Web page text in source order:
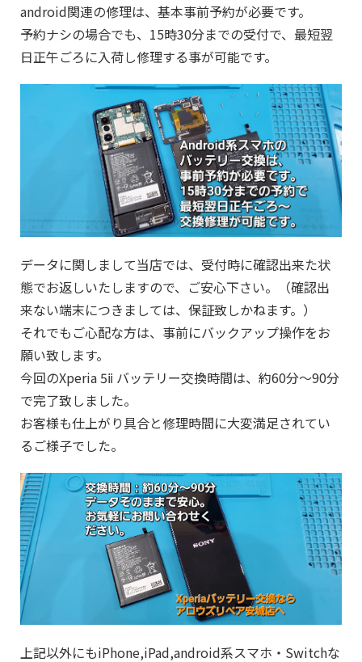
android関連の修理は、基本事前予約が必要です。
予約ナシの場合でも、15時30分までの受付で、最短翌
日正午ごろに入荷し修理する事が可能です。
データに関しまして当店では、受付時に確認出来た状
態でお返しいたしますので、ご安心下さい。（確認出
来ない端末につきましては、保証致しかねます。）
それでもご心配な方は、事前にバックアップ操作をお
願い致します。
今回のXperia 5ⅱ バッテリー交換時間は、約60分～90分
で完了致しました。
お客様も仕上がり具合と修理時間に大変満足されてい
るご様子でした。
上記以外にもiPhone,iPad,android系スマホ・Switchな